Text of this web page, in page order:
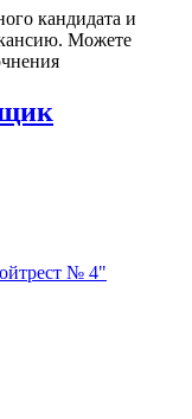
кандидата и
Можете
№ 4"